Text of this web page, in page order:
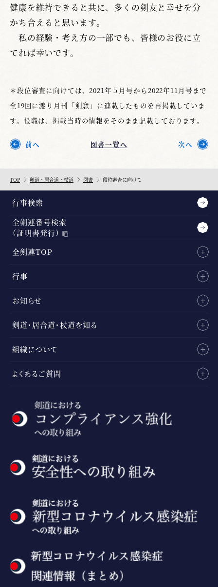
健康を維持できると共に、多くの剣友と幸せを分
かち合えると思います。
私の経験・考え方の一部でも、皆様のお役に立
てれば幸いです。
＊段位審査に向けては、2021年５月号から2022年11月号まで
全19回に渡り月刊「剣窓」に連載したものを再掲載していま
す。役職は、掲載当時の情報をそのまま記載しております。
前へ 図書一覧へ 次へ
TOP 剣道・居合道・杖道 図書 段位審査に向けて
行事検索
全剣連番号検索
（証明書発行）
全剣連TOP
行事
お知らせ
剣道・居合道・杖道を知る
組織について
よくあるご質問